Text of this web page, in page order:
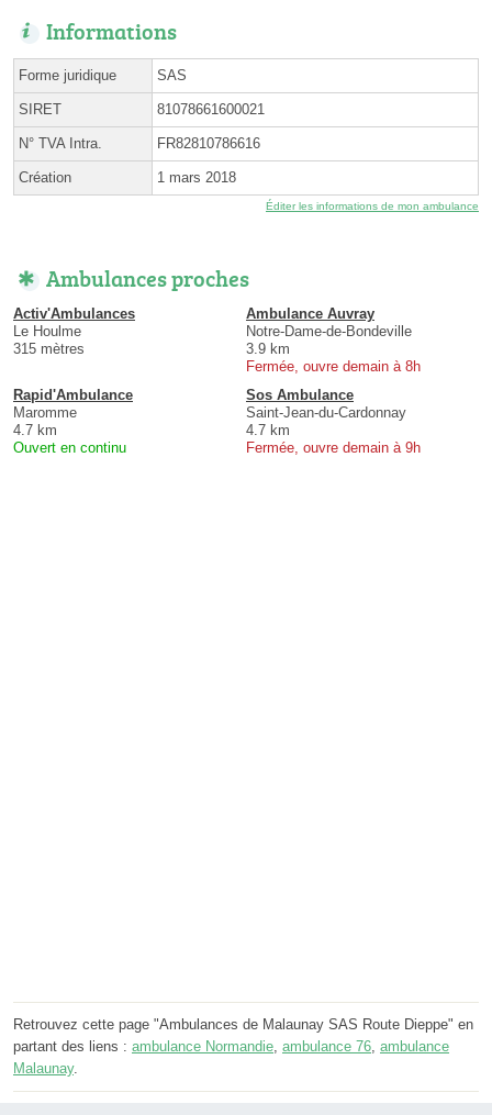
Informations
Forme juridique SAS
SIRET 81078661600021
N° TVA Intra. FR82810786616
Création 1 mars 2018
Éditer les informations de mon ambulance
Ambulances proches
Activ'Ambulances
Le Houlme
315 mètres
Ambulance Auvray
Notre-Dame-de-Bondeville
3.9 km
Fermée, ouvre demain à 8h
Rapid'Ambulance
Maromme
4.7 km
Ouvert en continu
Sos Ambulance
Saint-Jean-du-Cardonnay
4.7 km
Fermée, ouvre demain à 9h
Retrouvez cette page "Ambulances de Malaunay SAS Route Dieppe" en
partant des liens : ambulance Normandie ambulance 76 ambulance
Malaunay.